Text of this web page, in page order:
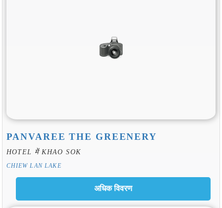
PANVAREE THE GREENERY
HOTEL में KHAO SOK
CHIEW LAN LAKE